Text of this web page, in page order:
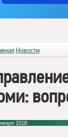
Новости
2018